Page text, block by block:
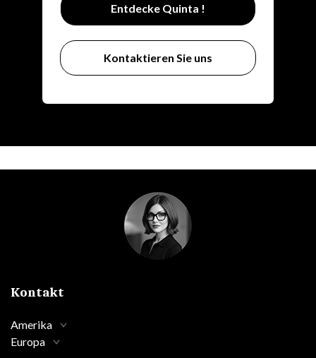
Entdecke Quinta !
Kontaktieren Sie uns
Kontakt
Amerika
Europa